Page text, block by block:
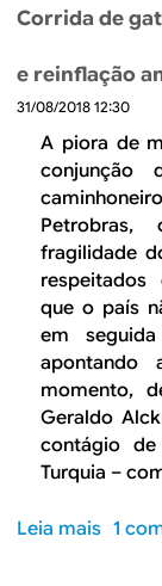
o
x
p
l
i
c
i
t
a
o
c
o
r
p
o
r
r
O
i
m
p
a
c
t
o
d
o
e
l
e
v
a
Corrida de
e reinflação
31/08/2018 12:30
A piora de
conjunção
Petrobras,
fragilidade
que o país
em
apontando
momento,
Geraldo
contágio
Turquia –
Leia mais 1